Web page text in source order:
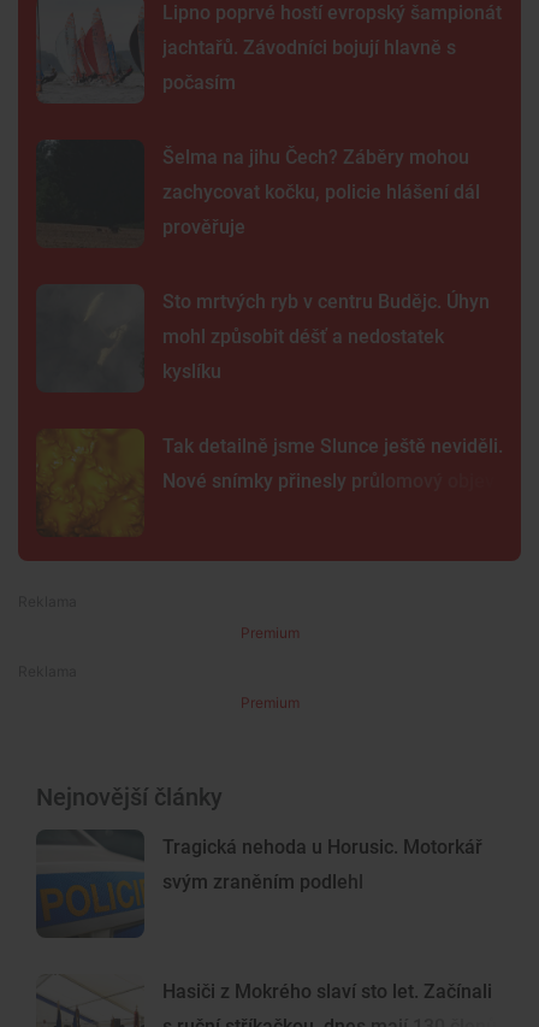
Lipno poprvé hostí evropský šampionát
jachtařů. Závodníci bojují hlavně s
počasím
Šelma na jihu Čech? Záběry mohou
zachycovat kočku, policie hlášení dál
prověřuje
Sto mrtvých ryb v centru Budějc. Úhyn
mohl způsobit déšť a nedostatek
kyslíku
Tak detailně jsme Slunce ještě neviděli.
Nové snímky přinesly průlomový objev
Premium
Premium
Nejnovější články
Tragická nehoda u Horusic. Motorkář
svým zraněním podlehl
Hasiči z Mokrého slaví sto let. Začínali